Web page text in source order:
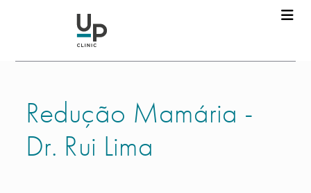
Redução Mamária -
Dr. Rui Lima